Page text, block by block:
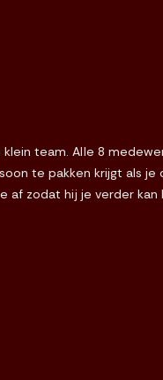
team. Alle 8
te pakken krijgt als
af zodat hij je verder kan